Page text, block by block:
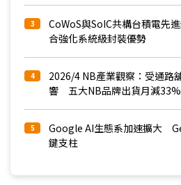
3
CoWoS與SoIC共構台積電先
合強化系統級封裝優勢
4
2026/4 NB產業觀察：受通路
響 五大NB品牌出貨月減33%
5
Google AI生態系加速擴大
鍵支柱